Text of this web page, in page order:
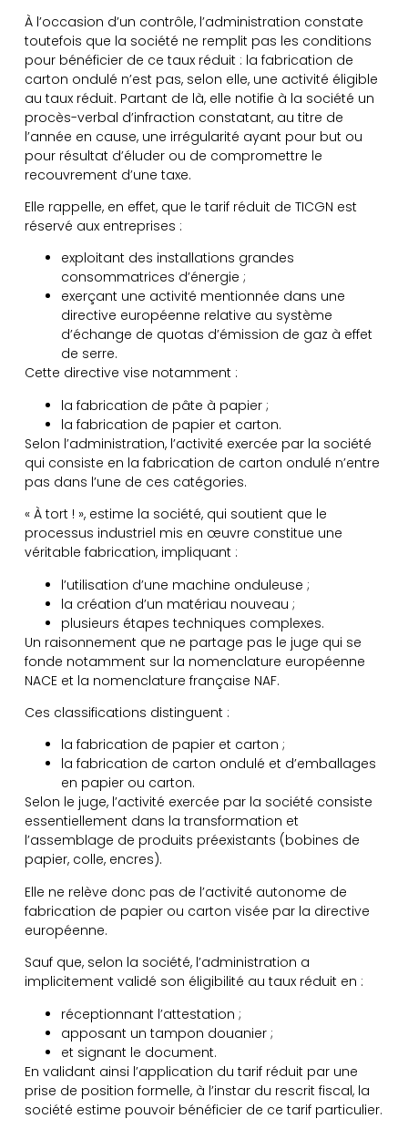
À l’occasion d’un contrôle, l’administration constate
toutefois que la société ne remplit pas les conditions
pour bénéficier de ce taux réduit : la fabrication de
carton ondulé n’est pas, selon elle, une activité éligible
au taux réduit. Partant de là, elle notifie à la société un
procès-verbal d’infraction constatant, au titre de
l’année en cause, une irrégularité ayant pour but ou
pour résultat d’éluder ou de compromettre le
recouvrement d’une taxe.
Elle rappelle, en effet, que le tarif réduit de TICGN est
réservé aux entreprises :
exploitant des installations grandes
consommatrices d’énergie ;
exerçant une activité mentionnée dans une
directive européenne relative au système
d’échange de quotas d’émission de gaz à effet
de serre.
Cette directive vise notamment :
la fabrication de pâte à papier ;
la fabrication de papier et carton.
Selon l’administration, l’activité exercée par la société
qui consiste en la fabrication de carton ondulé n’entre
pas dans l’une de ces catégories.
« À tort ! », estime la société, qui soutient que le
processus industriel mis en œuvre constitue une
véritable fabrication, impliquant :
l’utilisation d’une machine onduleuse ;
la création d’un matériau nouveau ;
plusieurs étapes techniques complexes.
Un raisonnement que ne partage pas le juge qui se
fonde notamment sur la nomenclature européenne
NACE et la nomenclature française NAF.
Ces classifications distinguent :
la fabrication de papier et carton ;
la fabrication de carton ondulé et d’emballages
en papier ou carton.
Selon le juge, l’activité exercée par la société consiste
essentiellement dans la transformation et
l’assemblage de produits préexistants (bobines de
papier, colle, encres).
Elle ne relève donc pas de l’activité autonome de
fabrication de papier ou carton visée par la directive
européenne.
Sauf que, selon la société, l’administration a
implicitement validé son éligibilité au taux réduit en :
réceptionnant l’attestation ;
apposant un tampon douanier ;
et signant le document.
En validant ainsi l’application du tarif réduit par une
prise de position formelle, à l’instar du rescrit fiscal, la
société estime pouvoir bénéficier de ce tarif particulier.